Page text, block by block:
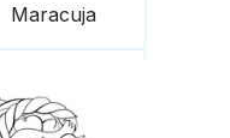
Maracuja